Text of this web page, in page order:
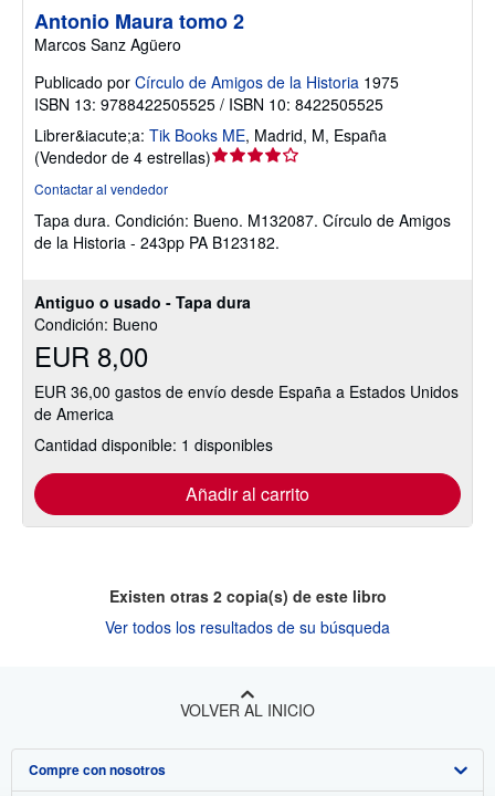
Antiguo o usado - Tapa dura
Condición: Bueno
EUR 8,00
EUR 36,00 gastos de envío desde España a Estados Unidos
de America
Cantidad disponible: 1 disponibles
Añadir al carrito
Antonio Maura tomo 2
Marcos Sanz Agüero
Publicado por Círculo de Amigos de la Historia 1975
ISBN 13: 9788422505525 / ISBN 10: 8422505525
Librer&iacute;a: Tik Books ME, Madrid, M, España
(Vendedor de 4 estrellas)Calificación
4
de
Contactar al vendedor
Tapa dura. Condición: Bueno. M132087. Círculo de Amigos
de la Historia - 243pp PA B123182.
Existen otras 2copia(s) de este libro
Ver todos los resultados de su búsqueda
VOLVER AL INICIO
Compre con nosotros